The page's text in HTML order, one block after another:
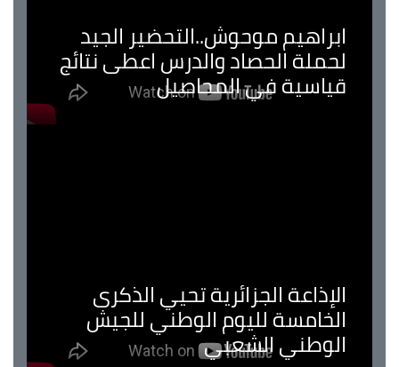
ابراهيم موحوش..التحضير الجيد
لحملة الحصاد والدرس اعطى نتائج
قياسية في المحاصيل
الإذاعة الجزائرية تحيي الذكرى
الخامسة لليوم الوطني للجيش
الوطني الشعبي